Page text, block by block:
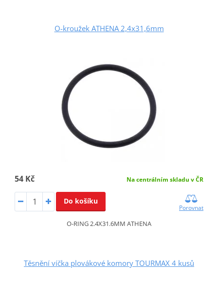
O-kroužek ATHENA 2,4x31,6mm
54 Kč Na centrálním skladu v ČR
Do košíku
Porovnat
O-RING 2.4X31.6MM ATHENA
Těsnění víčka plovákové komory TOURMAX 4 kusů